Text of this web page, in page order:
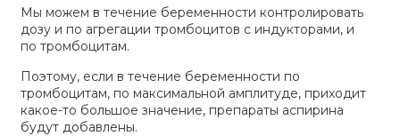
Мы можем в течение беременности контролировать
дозу и по агрегации тромбоцитов с индукторами, и
по тромбоцитам.
Поэтому, если в течение беременности по
тромбоцитам, по максимальной амплитуде, приходит
какое-то большое значение, препараты аспирина
будут добавлены.